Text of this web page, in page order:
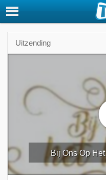
Uitzending
Bij Ons Op